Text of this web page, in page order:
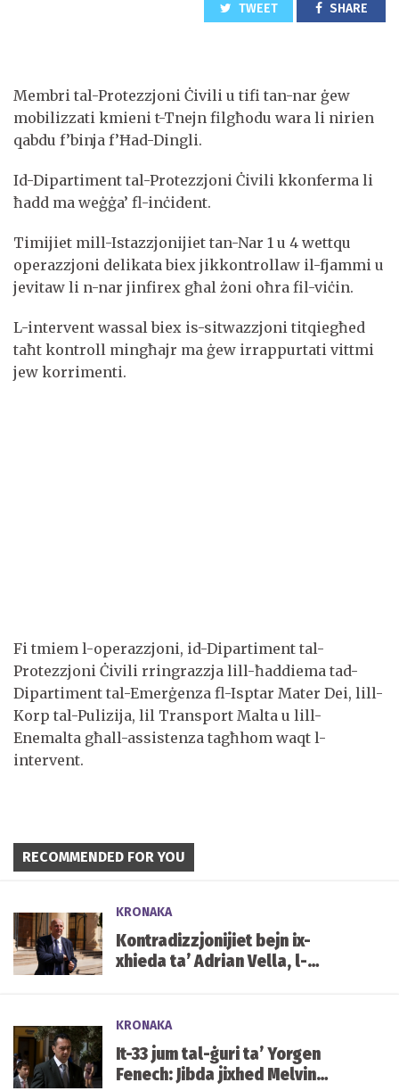
TWEET SHARE
Membri tal-Protezzjoni Ċivili u tifi tan-nar ġew
mobilizzati kmieni t-Tnejn filgħodu wara li nirien
qabdu f’binja f’Ħad-Dingli.
Id-Dipartiment tal-Protezzjoni Ċivili kkonferma li
ħadd ma weġġa’ fl-inċident.
Timijiet mill-Istazzjonijiet tan-Nar 1 u 4 wettqu
operazzjoni delikata biex jikkontrollaw il-fjammi u
jevitaw li n-nar jinfirex għal żoni oħra fil-viċin.
L-intervent wassal biex is-sitwazzjoni titqiegħed
taħt kontroll mingħajr ma ġew irrappurtati vittmi
jew korrimenti.
Fi tmiem l-operazzjoni, id-Dipartiment tal-
Protezzjoni Ċivili rringrazzja lill-ħaddiema tad-
Dipartiment tal-Emerġenza fl-Isptar Mater Dei, lill-
Korp tal-Pulizija, lil Transport Malta u lill-
Enemalta għall-assistenza tagħhom waqt l-
intervent.
RECOMMENDED FOR YOU
KRONAKA
Kontradizzjonijiet bejn ix-
xhieda ta’ Adrian Vella, l-
KRONAKA
It-33 jum tal-ġuri ta’ Yorgen
Fenech: Jibda jixhed Melvin